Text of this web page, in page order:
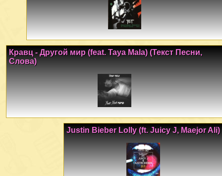
Кравц - Другой мир (feat. Taya Mala) (Текст Песни,
Слова)
Justin Bieber Lolly (ft. Juicy J, Maejor Ali)